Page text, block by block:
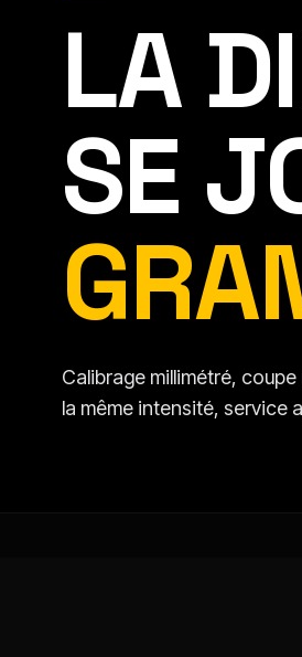
LA
SE
Calibrage millimétré,
la même intensité, service